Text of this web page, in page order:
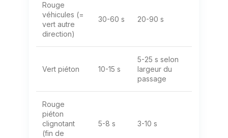
Rouge
véhicules (=
vert autre
direction)
30-60 s 20-90 s
Vert piéton 10-15 s
5-25 s selon
largeur du
passage
Rouge
piéton
clignotant
(fin de
5-8 s 3-10 s